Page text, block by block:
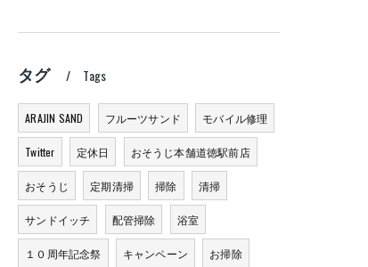
タグ Tags
ARAJIN SAND フルーツサンド モバイル修理
Twitter 定休日 おそうじ本舗道徳駅前店
おそうじ 定期清掃 掃除 清掃
サンドイッチ 配管掃除 浴室
１０周年記念祭 キャンペーン お掃除